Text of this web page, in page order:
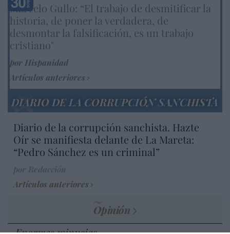
Marcelo Gullo: “El trabajo de desmitificar la
historia, de poner la verdadera, de
desmontar la falsificación, es un trabajo
cristiano"
por Hispanidad
Artículos anteriores
DIARIO DE LA CORRUPCIÓN SANCHISTA
Diario de la corrupción sanchista. Hazte
Oír se manifiesta delante de La Mareta:
“Pedro Sánchez es un criminal”
Artículos anteriores
Opinión